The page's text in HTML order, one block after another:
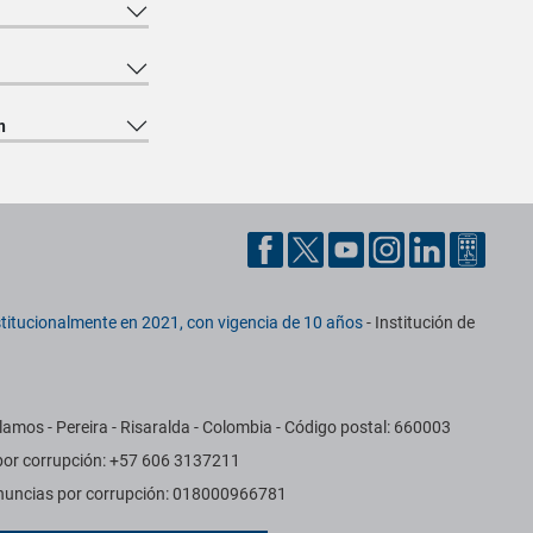
en 2021, con vigencia de 10 años- Institución de
- Pereira - Risaralda - Colombia - Código postal: 660003
corrupción: +57 606 3137211
por corrupción: 018000966781